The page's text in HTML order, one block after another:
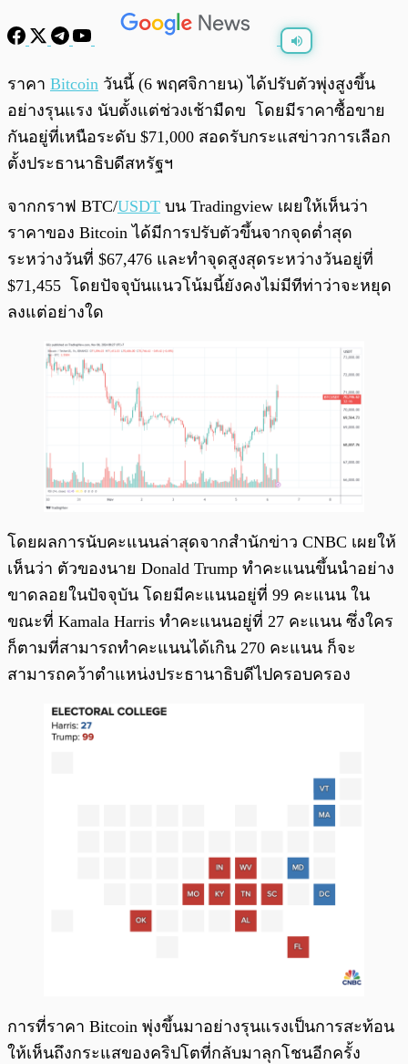
0:00 0:00
ราคา Bitcoin วันนี้ (6 พฤศจิกายน) ได้ปรับตัวพุ่งสูงขึ้น
อย่างรุนแรง นับตั้งแต่ช่วงเช้ามืดข โดยมีราคาซื้อขาย
กันอยู่ที่เหนือระดับ $71,000 สอดรับกระแสข่าวการเลือก
ตั้งประธานาธิบดีสหรัฐฯ
จากกราฟ BTC/USDT บน Tradingview เผยให้เห็นว่า
ราคาของ Bitcoin ได้มีการปรับตัวขึ้นจากจุดต่ำสุด
ระหว่างวันที่ $67,476 และทำจุดสูงสุดระหว่างวันอยู่ที่
$71,455 โดยปัจจุบันแนวโน้มนี้ยังคงไม่มีทีท่าว่าจะหยุด
ลงแต่อย่างใด
โดยผลการนับคะแนนล่าสุดจากสำนักข่าว CNBC เผยให้
เห็นว่า ตัวของนาย Donald Trump ทำคะแนนขึ้นนำอย่าง
ขาดลอยในปัจจุบัน โดยมีคะแนนอยู่ที่ 99 คะแนน ใน
ขณะที่ Kamala Harris ทำคะแนนอยู่ที่ 27 คะแนน ซึ่งใคร
ก็ตามที่สามารถทำคะแนนได้เกิน 270 คะแนน ก็จะ
สามารถคว้าตำแหน่งประธานาธิบดีไปครอบครอง
การที่ราคา Bitcoin พุ่งขึ้นมาอย่างรุนแรงเป็นการสะท้อน
ให้เห็นถึงกระแสของคริปโตที่กลับมาลุกโชนอีกครั้ง